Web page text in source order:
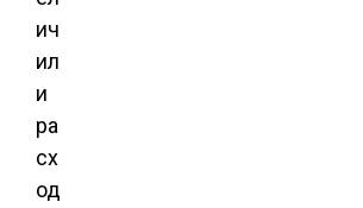
ич
ил
и
ра
сх
од